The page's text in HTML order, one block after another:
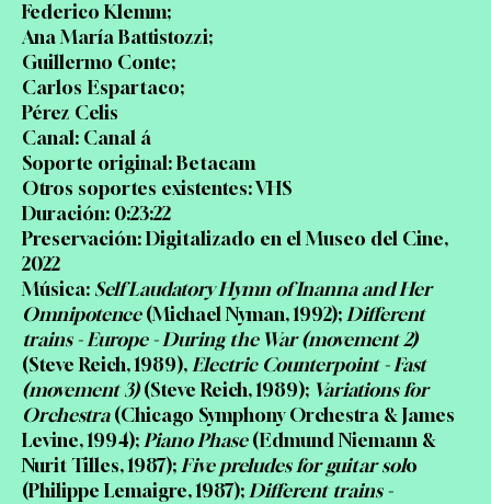
Federico Klemm;
Ana María Battistozzi;
Guillermo Conte;
Carlos Espartaco;
Pérez Celis
Canal: Canal á
Soporte original: Betacam
Otros soportes existentes: VHS
Duración: 0:23:22
Preservación: Digitalizado en el Museo del Cine,
2022
Música: Self Laudatory Hymn of Inanna and Her
Omnipotence(Michael Nyman, 1992); Different
trains - Europe - During the War (movement 2)
(Steve Reich, 1989), Electric Counterpoint - Fast
(movement 3)(Steve Reich, 1989); Variations for
Orchestra(Chicago Symphony Orchestra & James
Levine, 1994); Piano Phase(Edmund Niemann &
Nurit Tilles, 1987); Five preludes for guitar solo
(Philippe Lemaigre, 1987); Different trains -